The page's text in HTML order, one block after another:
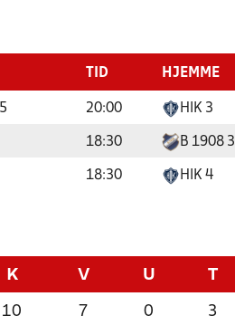
TID HJEMME
20:00 HIK 3
18:30 B 1908 3
18:30 HIK 4
K V U T
10 7 0 3